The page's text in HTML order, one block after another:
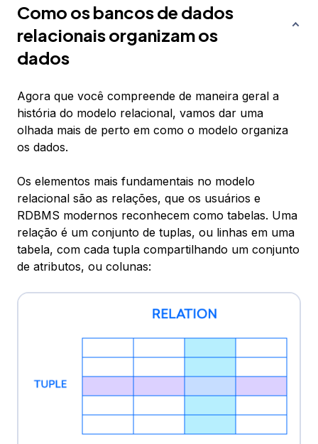
Como os bancos de dados
relacionais organizam os
dados
Agora que você compreende de maneira geral a
história do modelo relacional, vamos dar uma
olhada mais de perto em como o modelo organiza
os dados.
Os elementos mais fundamentais no modelo
relacional são as relações, que os usuários e
RDBMS modernos reconhecem como tabelas. Uma
relação é um conjunto de tuplas, ou linhas em uma
tabela, com cada tupla compartilhando um conjunto
de atributos, ou colunas: